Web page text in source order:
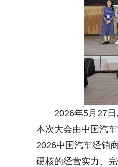
2026年5月27
本次大会由中国汽
2026中国汽车经销
硬核的经营实力、